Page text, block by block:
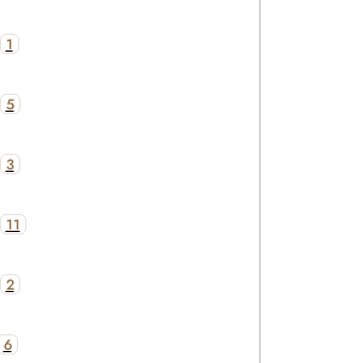
1
5
3
11
2
6